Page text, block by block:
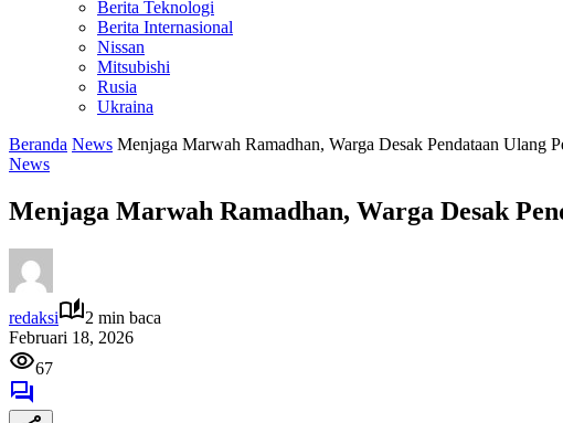
Berita Teknologi
Berita Internasional
Nissan
Mitsubishi
Rusia
Ukraina
Beranda News Menjaga Marwah Ramadhan, Warga Desak Pendataan Ulang
News
Menjaga Marwah Ramadhan, Warga Desak
redaksi
2 min baca
Februari 18, 2026
67